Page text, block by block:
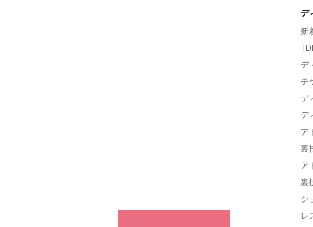
デ
新
デ
チ
デ
デ
ア
裏
ア
裏
シ
レ